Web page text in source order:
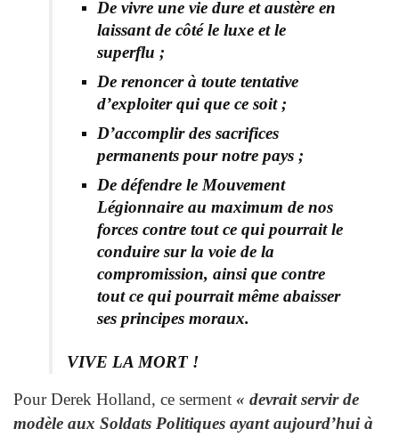
De vivre une vie dure et austère en
laissant de côté le luxe et le
superflu ;
De renoncer à toute tentative
d’exploiter qui que ce soit ;
D’accomplir des sacrifices
permanents pour notre pays ;
De défendre le Mouvement
Légionnaire au maximum de nos
forces contre tout ce qui pourrait le
conduire sur la voie de la
compromission, ainsi que contre
tout ce qui pourrait même abaisser
ses principes moraux.
VIVE LA MORT !
Pour Derek Holland, ce serment « devrait servir de
modèle aux Soldats Politiques ayant aujourd’hui à